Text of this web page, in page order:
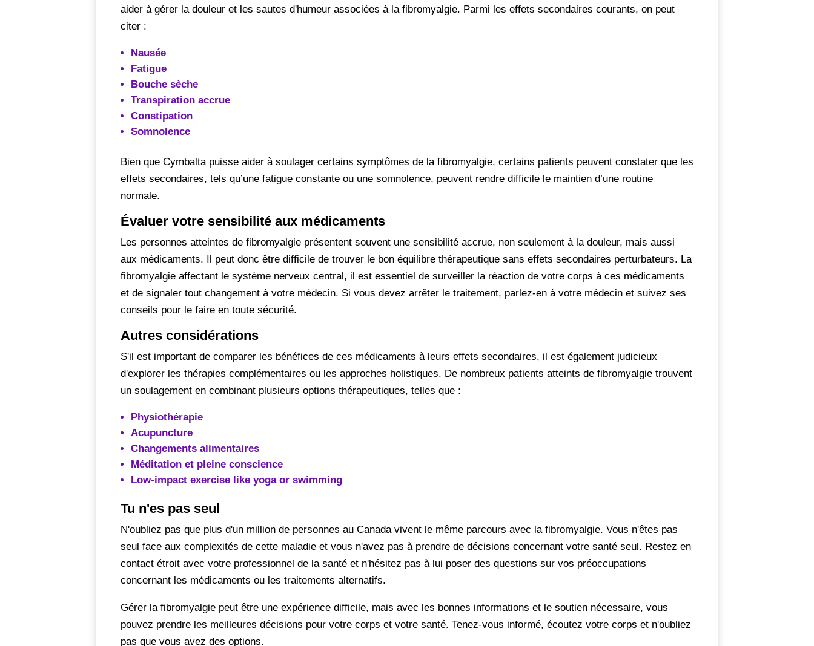
aider à gérer la douleur et les sautes d'humeur associées à la fibromyalgie. Parmi les effets secondaires courants, on peut
citer :
Nausée
Fatigue
Bouche sèche
Transpiration accrue
Constipation
Somnolence
Bien que Cymbalta puisse aider à soulager certains symptômes de la fibromyalgie, certains patients peuvent constater que les
effets secondaires, tels qu’une fatigue constante ou une somnolence, peuvent rendre difficile le maintien d’une routine
normale.
Évaluer votre sensibilité aux médicaments
Les personnes atteintes de fibromyalgie présentent souvent une sensibilité accrue, non seulement à la douleur, mais aussi
aux médicaments. Il peut donc être difficile de trouver le bon équilibre thérapeutique sans effets secondaires perturbateurs. La
fibromyalgie affectant le système nerveux central, il est essentiel de surveiller la réaction de votre corps à ces médicaments
et de signaler tout changement à votre médecin. Si vous devez arrêter le traitement, parlez-en à votre médecin et suivez ses
conseils pour le faire en toute sécurité.
Autres considérations
S'il est important de comparer les bénéfices de ces médicaments à leurs effets secondaires, il est également judicieux
d'explorer les thérapies complémentaires ou les approches holistiques. De nombreux patients atteints de fibromyalgie trouvent
un soulagement en combinant plusieurs options thérapeutiques, telles que :
Physiothérapie
Acupuncture
Changements alimentaires
Méditation et pleine conscience
Low-impact exercise like yoga or swimming
Tu n'es pas seul
N'oubliez pas que plus d'un million de personnes au Canada vivent le même parcours avec la fibromyalgie. Vous n'êtes pas
seul face aux complexités de cette maladie et vous n'avez pas à prendre de décisions concernant votre santé seul. Restez en
contact étroit avec votre professionnel de la santé et n'hésitez pas à lui poser des questions sur vos préoccupations
concernant les médicaments ou les traitements alternatifs.
Gérer la fibromyalgie peut être une expérience difficile, mais avec les bonnes informations et le soutien nécessaire, vous
pouvez prendre les meilleures décisions pour votre corps et votre santé. Tenez-vous informé, écoutez votre corps et n'oubliez
pas que vous avez des options.